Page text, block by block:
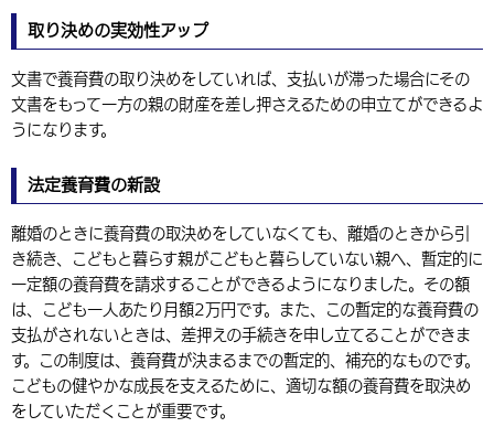
取り決めの実効性アップ
文書で養育費の取り決めをしていれば、支払いが滞った場合にその
文書をもって一方の親の財産を差し押さえるための申立てができるよ
うになります。
法定養育費の新設
離婚のときに養育費の取決めをしていなくても、離婚のときから引
き続き、こどもと暮らす親がこどもと暮らしていない親へ、暫定的に
一定額の養育費を請求することができるようになりました。その額
は、こども一人あたり月額2万円です。また、この暫定的な養育費の
支払がされないときは、差押えの手続きを申し立てることができま
す。この制度は、養育費が決まるまでの暫定的、補充的なものです。
こどもの健やかな成長を支えるために、適切な額の養育費を取決め
をしていただくことが重要です。